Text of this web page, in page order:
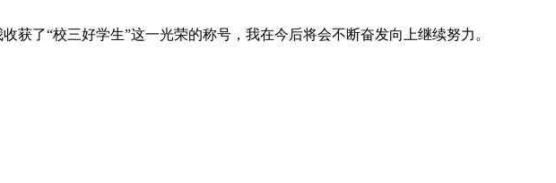
获了“校三好学生”这一光荣的称号，我在今后将会不断奋发向上继续努力。